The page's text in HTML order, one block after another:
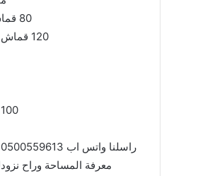
80 قماش بي في سي كوري وزن 1100 درجة اولى ضمان 10 سنوات
120 قماش الماني بي في سي وزن 1050 جرام درجة اولى ضمان 10 سنوات
100 مشاريع مظلات مواقف السيارات بمواصفات عالية الجودة
راسلنا واتس اب 0500559613
معرفة المساحة وراح